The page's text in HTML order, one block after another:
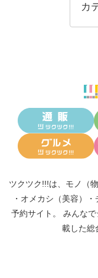
カ
ツクツク!!!は、 モノ（物
・ オメカシ（美容） ・
予約サイト。
みんなで
載した総